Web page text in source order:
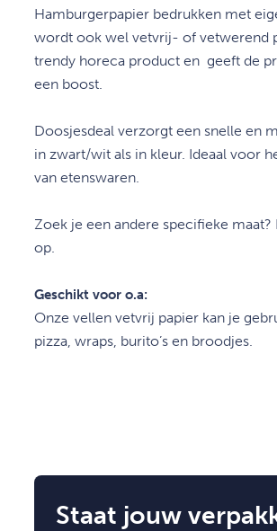
Hamburgerpapier bedrukken met
wordt ook wel vetvrij- of vetwerend
trendy horeca product en geeft de
een boost.
Doosjesdeal verzorgt een snelle en
in zwart/wit als in kleur. Ideaal voor
van etenswaren.
Zoek je een andere specifieke
op.
Geschikt voor o.a:
Onze vellen vetvrij papier kan je
pizza, wraps, burito’s en broodjes.
Staat jouw